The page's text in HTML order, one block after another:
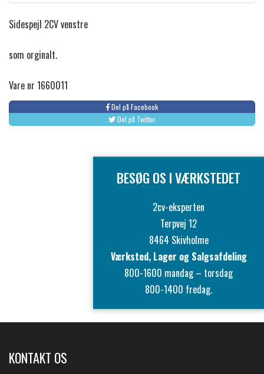
Sidespejl 2CV venstre
som orginalt.
Vare nr 1660011
Del på Facebook
Del på Twitter
BESØG OS I VÆRKSTEDET
2cv-eksperten
Terpvej 12
8464 Skivholme
Værksted, Lager og Salgsafdeling
800-1600 mandag – torsdag
800-1400 fredag.
KONTAKT OS